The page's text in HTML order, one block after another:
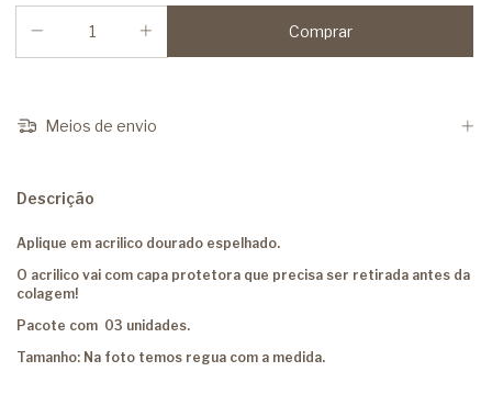
Meios de envio
Descrição
Aplique em acrilico dourado espelhado.
O acrilico vai com capa protetora que precisa ser retirada antes da
colagem!
Pacote com 03 unidades.
Tamanho: Na foto temos regua com a medida.